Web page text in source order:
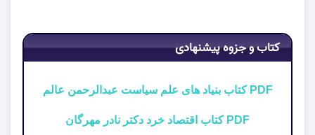
کتاب و جزوه پیشنهادی
PDF کتاب بنیاد های علم سیاست عبدالرحمن عالم
PDF کتاب اقتصاد خرد دکتر نادر مهرگان